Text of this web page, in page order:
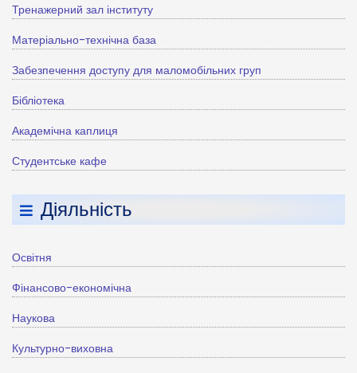
Тренажерний зал інституту
Матеріально-технічна база
Забезпечення доступу для маломобільних груп
Бібліотека
Академічна каплиця
Студентське кафе
Діяльність
Освітня
Фінансово-економічна
Наукова
Культурно-виховна